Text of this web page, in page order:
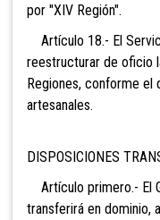
por "XIV Región".
Artículo 18.- El
reestructurar de oficio
Regiones, conforme el
artesanales.
DISPOSICIONES
Artículo primero.- El
transferirá en dominio,